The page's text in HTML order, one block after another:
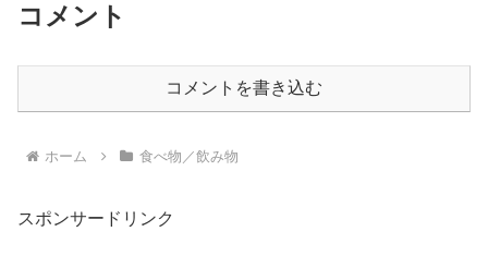
コメント
コメントを書き込む
ホーム 食べ物／飲み物
スポンサードリンク